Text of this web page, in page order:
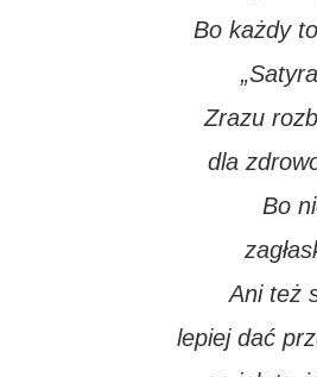
Bo każdy
Zrazu
dla
Bo
Ani też
lepiej dać